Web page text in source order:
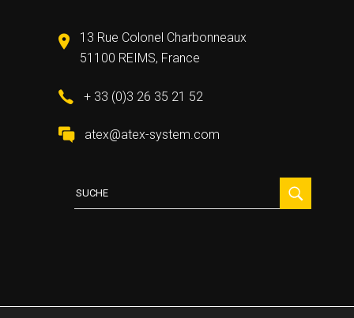
13 Rue Colonel Charbonneaux
51100 REIMS, France
+ 33 (0)3 26 35 21 52
atex@atex-system.com